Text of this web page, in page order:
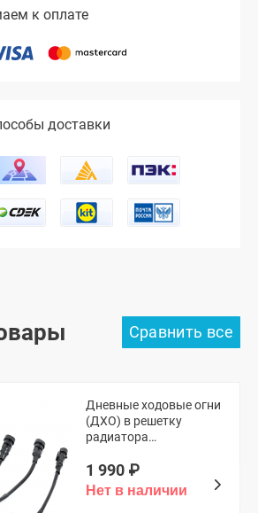
к оплате
доставки
Дневные ходовые огни
(ДХО) в решетку
радиатора
оранжевые)
1 990 ₽